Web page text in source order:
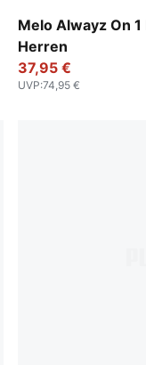
Melo Alwayz On
Herren
PUMA Black-
37,95 €
UVP:74,95 €